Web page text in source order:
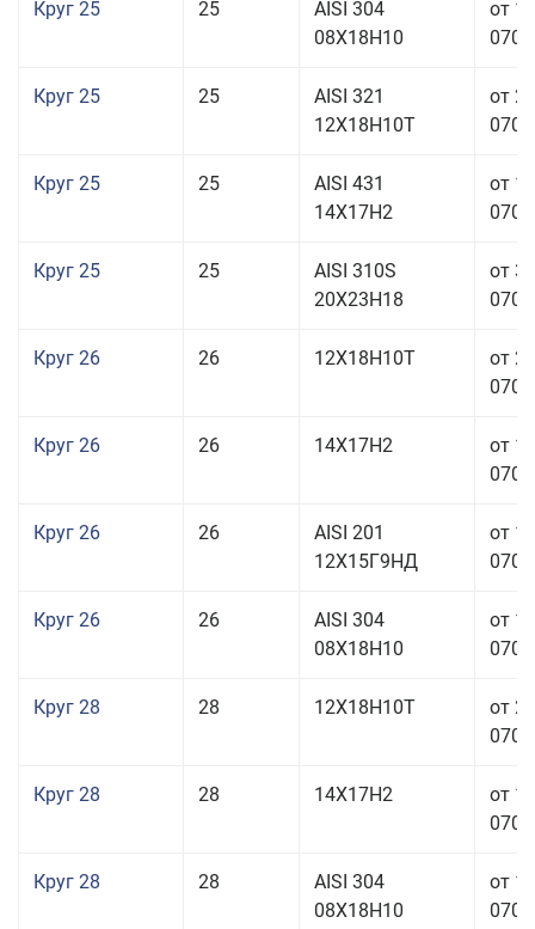
Круг 25 25
AISI 304
08Х18Н10
от
Круг 25 25
AISI 321
12Х18Н10Т
от
Круг 25 25
AISI 431
14Х17Н2
от
Круг 25 25
AISI 310S
20Х23Н18
от
Круг 26 26 12Х18Н10Т
от
Круг 26 26 14Х17Н2
от
Круг 26 26
AISI 201
12Х15Г9НД
от
Круг 26 26
AISI 304
08Х18Н10
от
Круг 28 28 12Х18Н10Т
от
Круг 28 28 14Х17Н2
от
Круг 28 28
AISI 304
08Х18Н10
от